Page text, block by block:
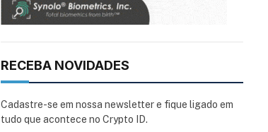
RECEBA NOVIDADES
Cadastre-se em nossa newsletter e fique ligado em
tudo que acontece no Crypto ID.